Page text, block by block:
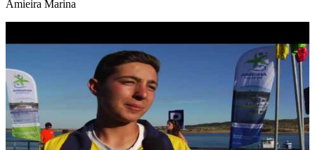
Amieira Marina